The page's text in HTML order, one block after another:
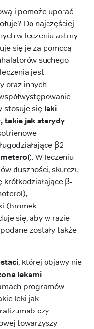
i pomoże uporać
Do najczęściej
w leczeniu astmy
się je za pomocą
suchego
jest
oraz innych
stosuje się leki
takie jak sterydy
β2-
). W leczeniu
duszności, skurczu
β-
(bromek
się, aby w razie
zostały także
, której objawy nie
lekami
programów
leki jak
czy
towarzyszy